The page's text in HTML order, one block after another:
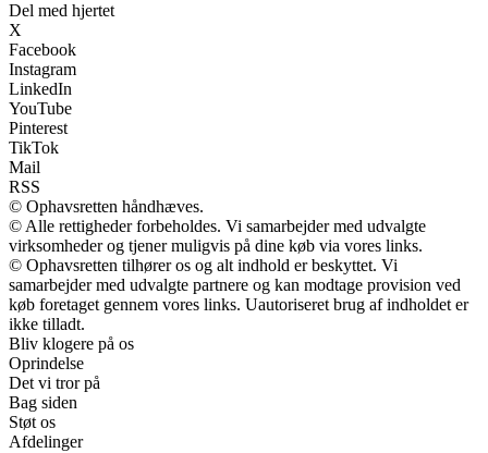
Del med hjertet
X
Facebook
Instagram
LinkedIn
YouTube
Pinterest
TikTok
Mail
RSS
© Ophavsretten håndhæves.
© Alle rettigheder forbeholdes. Vi samarbejder med udvalgte
virksomheder og tjener muligvis på dine køb via vores links.
© Ophavsretten tilhører os og alt indhold er beskyttet. Vi
samarbejder med udvalgte partnere og kan modtage provision ved
køb foretaget gennem vores links. Uautoriseret brug af indholdet er
ikke tilladt.
Bliv klogere på os
Oprindelse
Det vi tror på
Bag siden
Støt os
Afdelinger